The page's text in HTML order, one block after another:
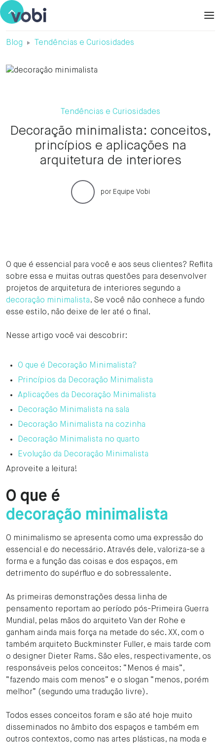
Blog Tendências e Curiosidades
Tendências e Curiosidades
Decoração minimalista: conceitos,
princípios e aplicações na
arquitetura de interiores
por Equipe Vobi
O que é essencial para você e aos seus clientes? Reflita
sobre essa e muitas outras questões para desenvolver
projetos de arquitetura de interiores segundo a
decoração minimalista. Se você não conhece a fundo
esse estilo, não deixe de ler até o final.
Nesse artigo você vai descobrir:
O que é Decoração Minimalista?
Princípios da Decoração Minimalista
Aplicações da Decoração Minimalista
Decoração Minimalista na sala
Decoração Minimalista na cozinha
Decoração Minimalista no quarto
Evolução da Decoração Minimalista
Aproveite a leitura!
O que é
decoração minimalista
O minimalismo se apresenta como uma expressão do
essencial e do necessário. Através dele, valoriza-se a
forma e a função das coisas e dos espaços, em
detrimento do supérfluo e do sobressalente.
As primeiras demonstrações dessa linha de
pensamento reportam ao período pós-Primeira Guerra
Mundial, pelas mãos do arquiteto Van der Rohe e
ganham ainda mais força na metade do séc. XX, com o
também arquiteto Buckminster Fuller, e mais tarde com
o designer Dieter Rams. São eles, respectivamente, os
responsáveis pelos conceitos: “Menos é mais”,
“fazendo mais com menos” e o slogan “menos, porém
melhor” (segundo uma tradução livre).
Todos esses conceitos foram e são até hoje muito
disseminados no âmbito dos espaços e também em
outros contextos, como nas artes plásticas, na moda e